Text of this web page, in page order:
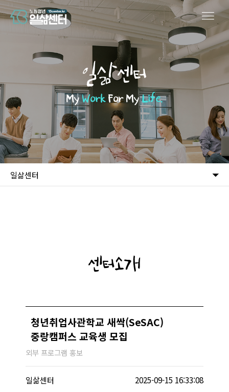
일삶센터
MyWorkFor MyLife.
일삶센터
센터소개
청년취업사관학교 새싹(SeSAC)
중랑캠퍼스 교육생 모집
외부 프로그램 홍보
일삶센터 2025-09-15 16:33:08